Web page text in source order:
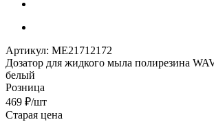
Артикул: МЕ21712172
Дозатор для жидкого мыла полирезина
белый
Розница
469 ₽/шт
Старая цена